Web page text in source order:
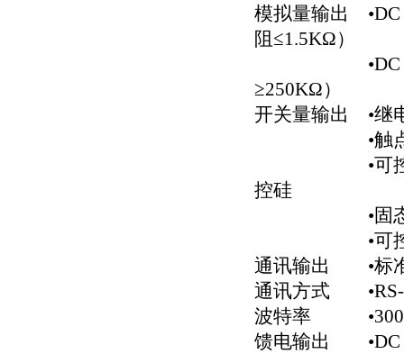
模拟量输出 •DC
阻≤1.5KΩ）
•DC 1～5V
≥250KΩ）
开关量输出 •继
•触点容量（
•可控硅过零
控硅
•固态继电器
•可控硅过
通讯输出 •标
通讯方式 •RS-
波特率
馈电输出 •DC